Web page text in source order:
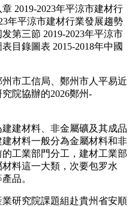
2019-2023年平涼市建材行
年平涼市建材行業發展趨勢
第三節 2019-2023年平涼市
目錄圖表 2015-2018年中國
市工信局、鄭州市人平易近
院協辦的2026鄭州-
建材料、非金屬礦及其成品
材料一般分為金屬材料和非
工業部門分工，建材工業部
料這一大類，次要包罗水
品。
研究院課題組赴貴州省安順